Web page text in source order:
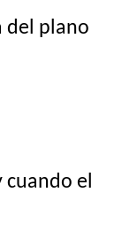
del plano
cuando el